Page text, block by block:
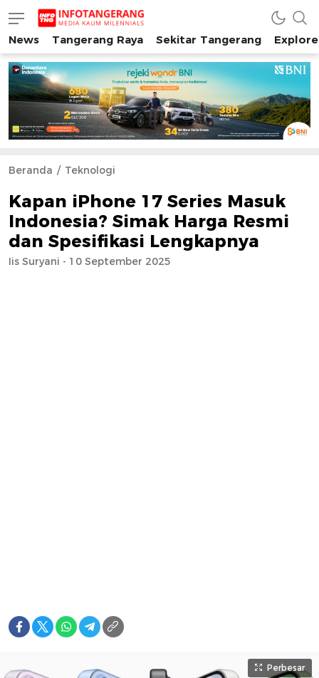
INFO TANGERANG
Media Kaum Millenials Tangerang Raya
News Tangerang Raya Sekitar Tangerang
Beranda Teknologi
Kapan iPhone 17 Series Masuk
Indonesia? Simak Harga Resmi
dan Spesifikasi Lengkapnya
Iis Suryani - 10 September 2025
Perbesar